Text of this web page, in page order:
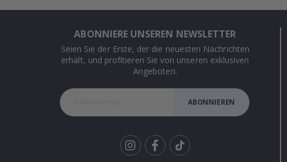
ABONNIERE UNSEREN NEWSLETTER
Seien Sie der Erste, der die neuesten Nachrichten
erhält, und profitieren Sie von unseren exklusiven
Angeboten.
ABONNIEREN